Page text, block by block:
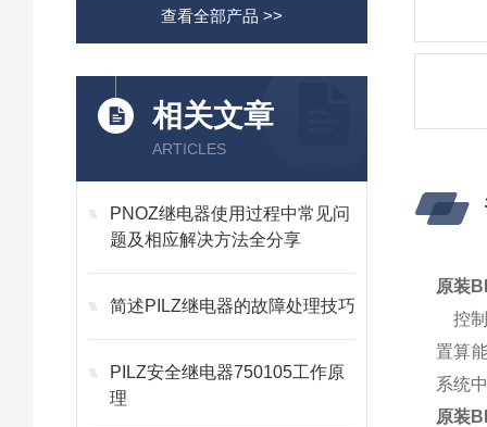
查看全部产品 >>
相关文章
ARTICLES
PNOZ继电器使用过程中常见问
题及相应解决方法全分享
简述PILZ继电器的故障处理技巧
PILZ安全继电器750105工作原
理
原装
控制
置算
系统
原装